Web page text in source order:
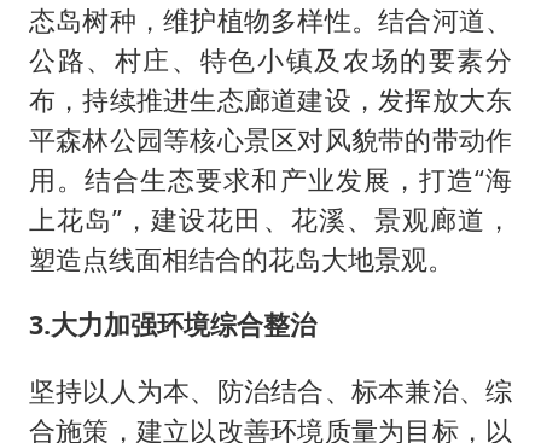
态岛树种，维护植物多样性。结合河道、
公路、村庄、特色小镇及农场的要素分
布，持续推进生态廊道建设，发挥放大东
平森林公园等核心景区对风貌带的带动作
用。结合生态要求和产业发展，打造“海
上花岛”，建设花田、花溪、景观廊道，
塑造点线面相结合的花岛大地景观。
3.大力加强环境综合整治
坚持以人为本、防治结合、标本兼治、综
合施策，建立以改善环境质量为目标，以